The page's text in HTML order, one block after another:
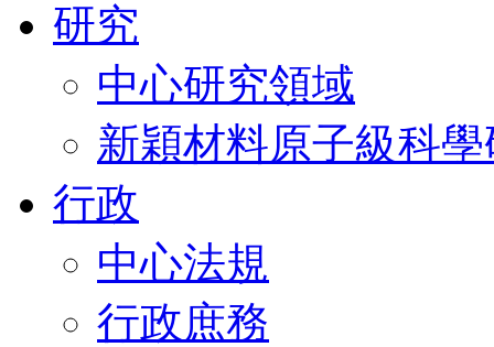
研究
中心研究領域
新穎材料原子級科
行政
中心法規
行政庶務